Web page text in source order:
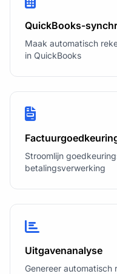
QuickBooks-
Maak automatisch
in QuickBooks
Stroomlijn
betalingsverwerking
Uitgavenanalyse
Genereer automatisch